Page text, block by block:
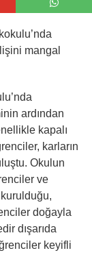
mangal
ardından
kapalı
karların
Okulun
ve
doğayla
dışarıda
keyifli